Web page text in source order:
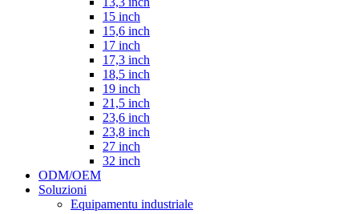
15 inch
15,6 inch
17 inch
17,3 inch
18,5 inch
19 inch
21,5 inch
23,6 inch
23,8 inch
27 inch
32 inch
ODM/OEM
Soluzioni
Equipamentu industriale